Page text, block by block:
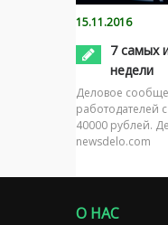
15.11.2016
7 самых
недели
Деловое
работодателей
40000 рублей.
newsdelo.com
О НАС